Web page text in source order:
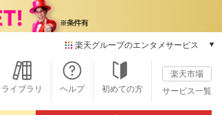
楽天グループのエンタメサービス
本/ゲーム/CD/DVD
楽天ブックス
電子書籍
楽天Kobo
ライブラリ ヘルプ 初めての方
楽天市場
サービス一覧